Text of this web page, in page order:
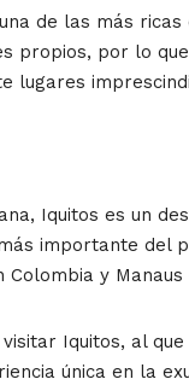
de las más
propios, por lo
lugares
Iquitos es un
importante del
Colombia y
Iquitos, al
única en la